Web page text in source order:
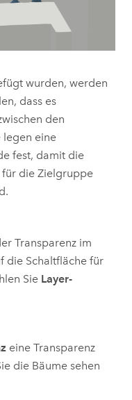
wurden, werden
dass es
den
legen eine
fest, damit die
für die Zielgruppe
Transparenz im
die Schaltfläche für
Sie Layer-
eine Transparenz
die Bäume sehen